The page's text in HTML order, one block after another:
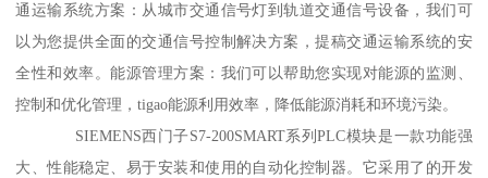
通运输系统方案：从城市交通信号灯到轨道交通信号设备，我们可
以为您提供全面的交通信号控制解决方案，提稿交通运输系统的安
全性和效率。能源管理方案：我们可以帮助您实现对能源的监测、
控制和优化管理，tigao能源利用效率，降低能源消耗和环境污染。
SIEMENS西门子S7-200SMART系列PLC模块是一款功能强
大、性能稳定、易于安装和使用的自动化控制器。它采用了的开发